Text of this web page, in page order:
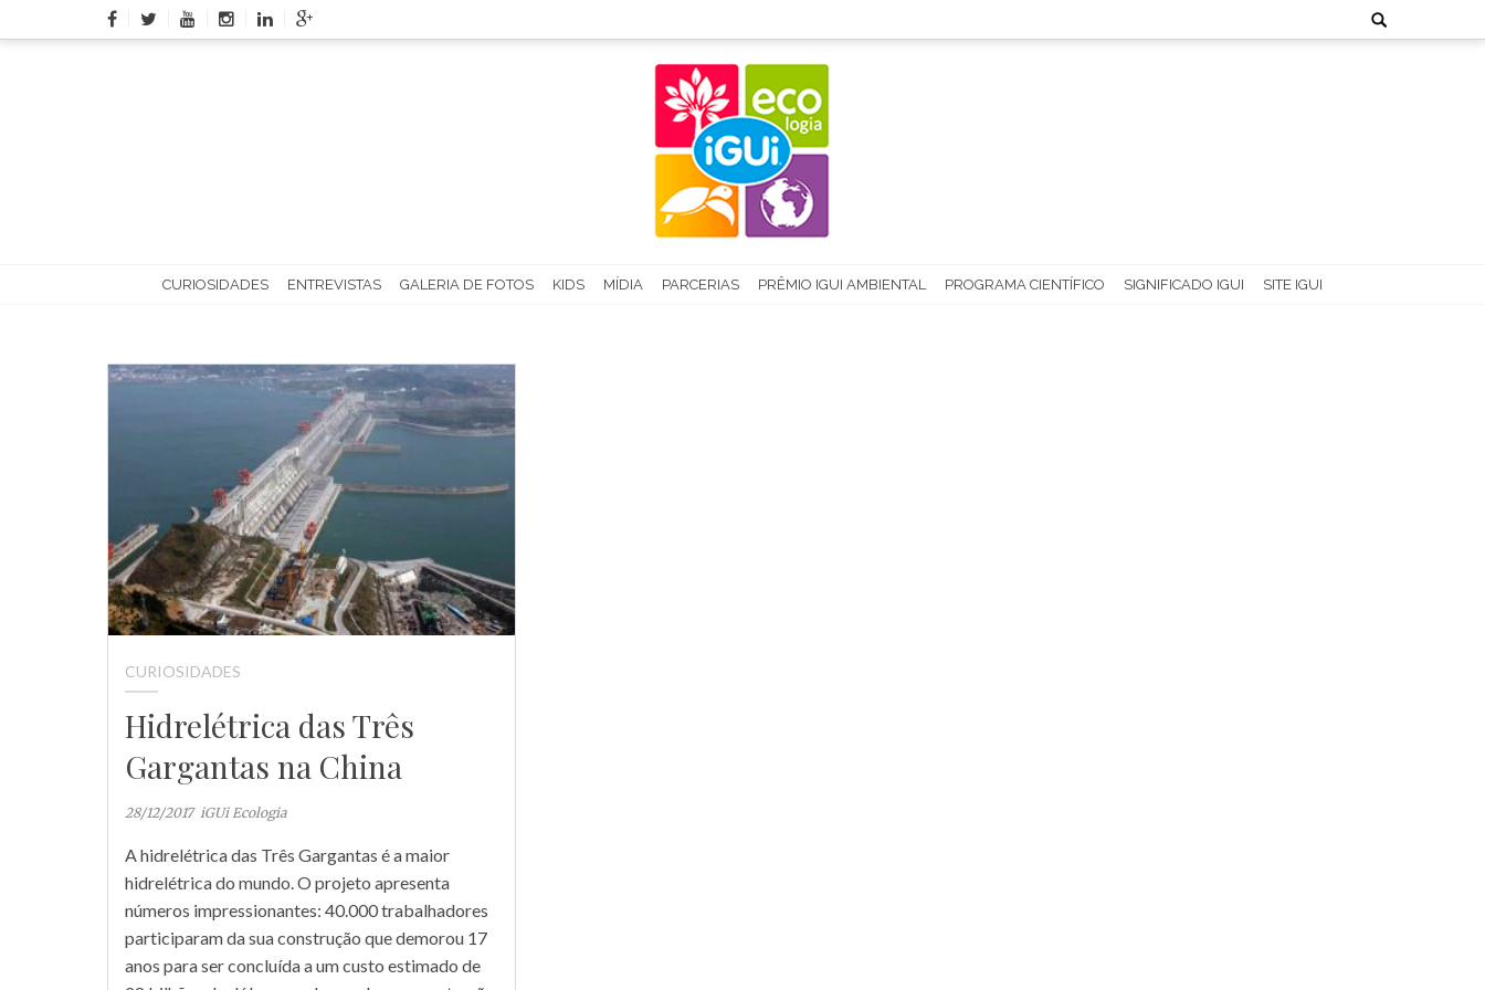
to
Search
for:
CURIOSIDADES ENTREVISTAS GALERIA DE FOTOS KIDS MÍDIA PARCERIAS PRÊMIO IGUI AMBIENTAL PROGRAMA CIENTÍFICO SIGNIFICADO IGUI SITE IGUI
CURIOSIDADES
Hidrelétrica das Três
Gargantas na China
28/12/2017 iGUi Ecologia
A hidrelétrica das Três Gargantas é a maior
hidrelétrica do mundo. O projeto apresenta
números impressionantes: 40.000 trabalhadores
participaram da sua construção que demorou 17
anos para ser concluída a um custo estimado de